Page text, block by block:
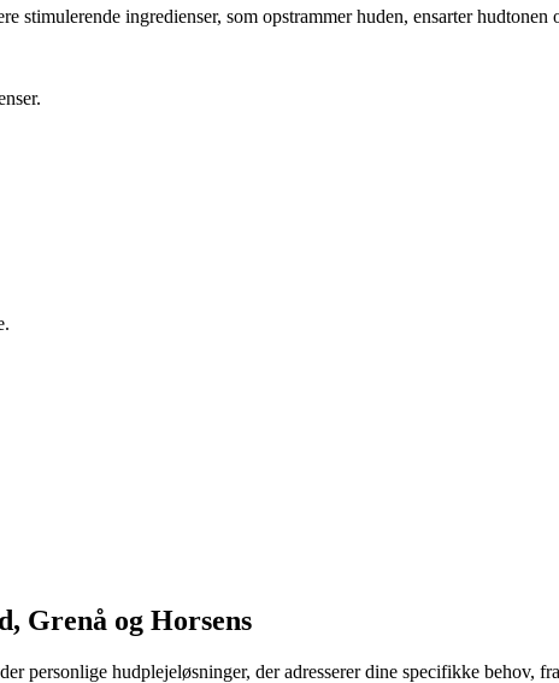
ingredienser, som opstrammer huden, ensarter hudtonen
Grenå og Horsens
personlige hudplejeløsninger, der adresserer dine specifikke behov,